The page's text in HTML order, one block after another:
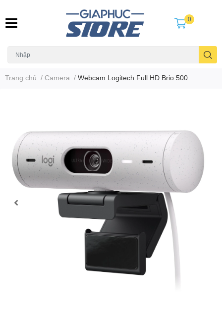
0
Trang chủ / Camera / Webcam Logitech Full HD Brio 500